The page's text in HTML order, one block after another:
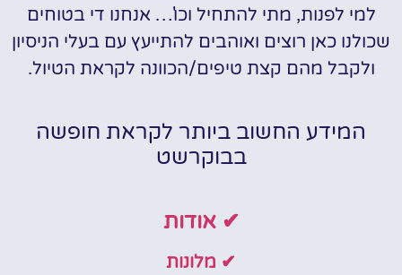
למי לפנות, מתי להתחיל וכו'… אנחנו די בטוחים
שכולנו כאן רוצים ואוהבים להתייעץ עם בעלי הניסיון
ולקבל מהם קצת טיפים/הכוונה לקראת הטיול.
המידע החשוב ביותר לקראת חופשה
בבוקרשט
✔ אודות
✔ מלונות